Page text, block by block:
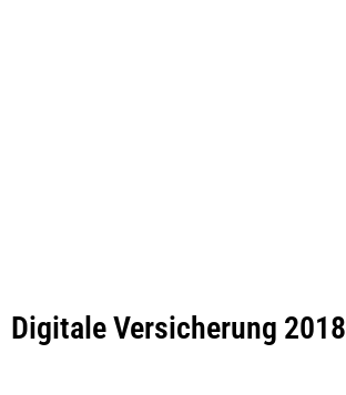
Digitale Versicherung 2018